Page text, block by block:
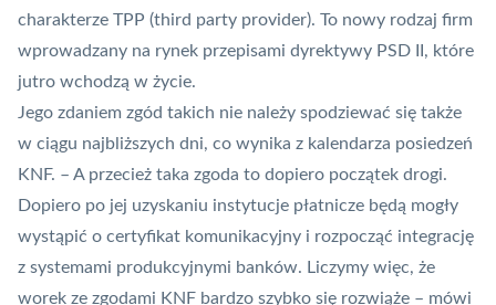
charakterze TPP (third party provider). To nowy rodzaj firm
wprowadzany na rynek przepisami dyrektywy PSD II , które
jutro wchodzą w życie.
Jego zdaniem zgód takich nie należy spodziewać się także
w ciągu najbliższych dni, co wynika z kalendarza posiedzeń
KNF. – A przecież taka zgoda to dopiero początek drogi.
Dopiero po jej uzyskaniu instytucje płatnicze będą mogły
wystąpić o certyfikat komunikacyjny i rozpocząć integrację
z systemami produkcyjnymi banków. Liczymy więc, że
worek ze zgodami KNF bardzo szybko się rozwiąże – mówi